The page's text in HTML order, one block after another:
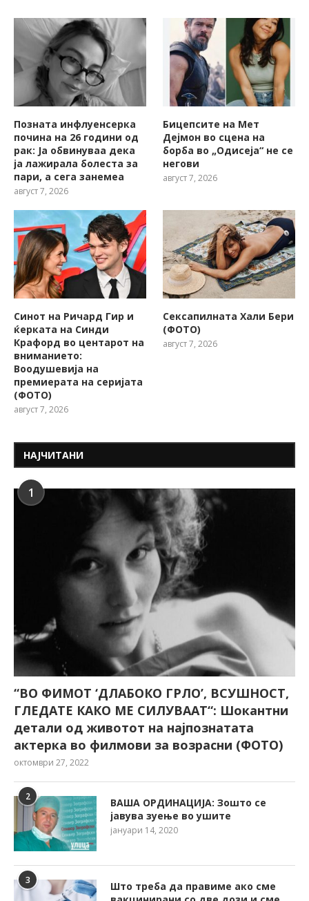
Позната инфлуенсерка
почина на 26 години од
рак: Ја обвинуваа дека
ја лажирала болеста за
пари, а сега занемеа
август 7, 2026
Бицепсите на Мет
Дејмон во сцена на
борба во „Одисеја“ не се
негови
август 7, 2026
Синот на Ричард Гир и
ќерката на Синди
Крафорд во центарот на
вниманието:
Воодушевија на
премиерата на серијата
(ФОТО)
август 7, 2026
Сексапилната Хали Бери
(ФОТО)
август 7, 2026
НАЈЧИТАНИ
1
“ВО ФИМОТ ‘ДЛАБОКО ГРЛО’, ВСУШНОСТ,
ГЛЕДАТЕ КАКО МЕ СИЛУВААТ“: Шокантни
детали од животот на најпознатата
актерка во филмови за возрасни (ФОТО)
октомври 27, 2022
2
ВАША ОРДИНАЦИЈА: Зошто се
јавува зуење во ушите
јануари 14, 2020
3
Што треба да правиме ако сме